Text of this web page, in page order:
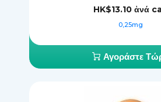
HK$13.10 ἀνά
0,25mg
Αγοράστε